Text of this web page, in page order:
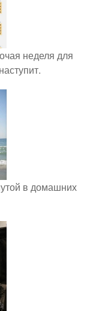
неделя для
в домашних